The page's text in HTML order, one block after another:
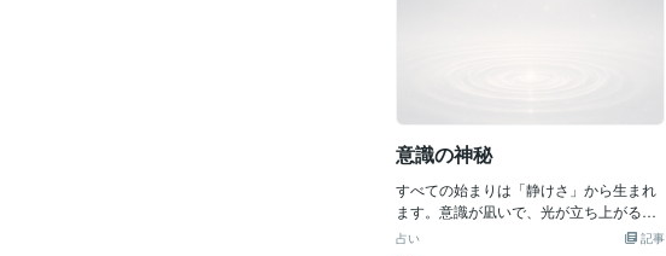
意識の神秘
すべての始まりは「静けさ」から生まれ
ます。意識が凪いで、光が立ち上がる瞬
間。そんな神秘の一瞬を詩にしました。
記事
占い